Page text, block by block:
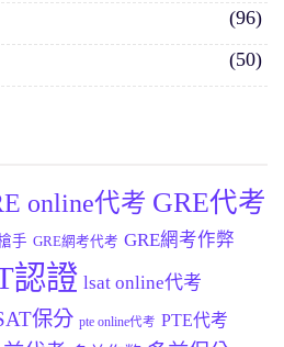
(96)
(50)
online代考 GRE代考
手 GRE網考代考 GRE網考作弊
認證 lsat online代考
保分 pte online代考 PTE代考